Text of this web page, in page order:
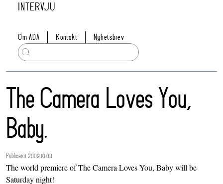
INTERVJU
Om ADA Kontakt Nyhetsbrev
The Camera Loves You,
Baby.
Publicerat 2009.10.03
The world premiere of The Camera Loves You, Baby will be
Saturday night!